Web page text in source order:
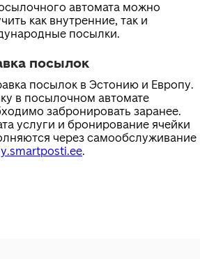
автомата можно
как внутренние, так и
посылки.
посылок
посылок в Эстонию и Европу.
в посылочном автомате
забронировать заранее.
услуги и бронирование ячейки
через самообслуживание
.